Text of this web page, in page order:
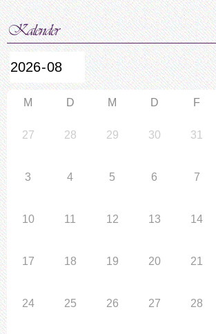
M D M D F
27 28 29 30 31
3 4 5 6 7
10 11 12 13 14
17 18 19 20 21
24 25 26 27 28